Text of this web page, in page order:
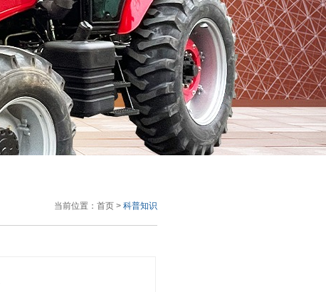
当前位置： 首页 > 科普知识